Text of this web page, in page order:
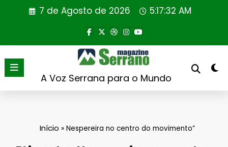
7 de Agosto de 2026 5:17:32 AM
A Voz Serrana para o Mundo
Início »Nespereira no centro do movimento”